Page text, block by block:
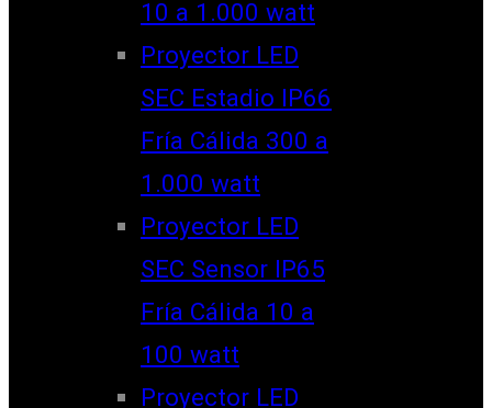
10 a 1.000 watt
Proyector LED
SEC Estadio IP66
Fría Cálida 300 a
1.000 watt
Proyector LED
SEC Sensor IP65
Fría Cálida 10 a
100 watt
Proyector LED